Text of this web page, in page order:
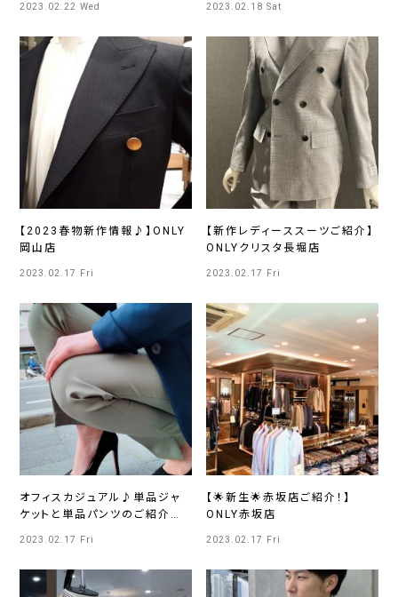
2023.02.22 Wed 2023.02.18 Sat
【2023春物新作情報♪】ONLY
岡山店
2023.02.17 Fri
【新作レディーススーツご紹介】
ONLYクリスタ長堀店
2023.02.17 Fri
オフィスカジュアル♪単品ジャ
ケットと単品パンツのご紹介～
2023.02.17 Fri
【🌟新生🌟赤坂店ご紹介！】
ONLY赤坂店
2023.02.17 Fri